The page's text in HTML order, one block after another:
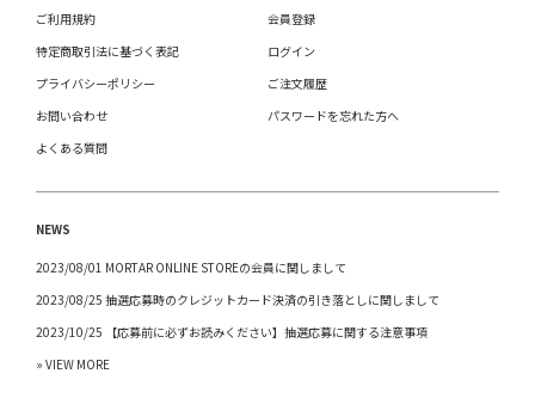
ご利用規約
特定商取引法に基づく表記
プライバシーポリシー
お問い合わせ
よくある質問
会員登録
ログイン
ご注文履歴
パスワードを忘れた方へ
NEWS
2023/08/01 MORTAR ONLINE STOREの会員に関しまして
2023/08/25 抽選応募時のクレジットカード決済の引き落としに関しまして
2023/10/25 【応募前に必ずお読みください】抽選応募に関する注意事項
» VIEW MORE